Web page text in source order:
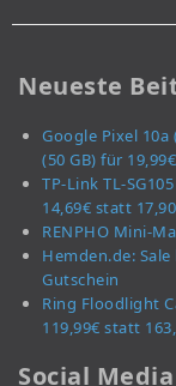
Neueste
Google Pixel 10a
(50 GB) für
TP-Link TL-
14,69€ statt
RENPHO Mini-
Hemden.de:
Gutschein
Ring Floodlight
119,99€ statt
Social